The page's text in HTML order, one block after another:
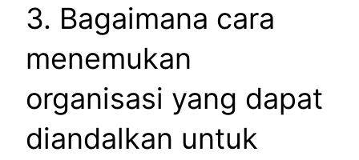
3. Bagaimana cara
menemukan
organisasi yang dapat
diandalkan untuk